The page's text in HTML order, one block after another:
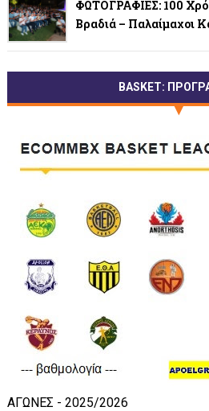
ΦΩΤΟΓΡΑΦΙΕΣ: 100
Βραδιά – Παλαίμαχοι
BASKET:
ΑΓΩΝΕΣ - 2025/2026